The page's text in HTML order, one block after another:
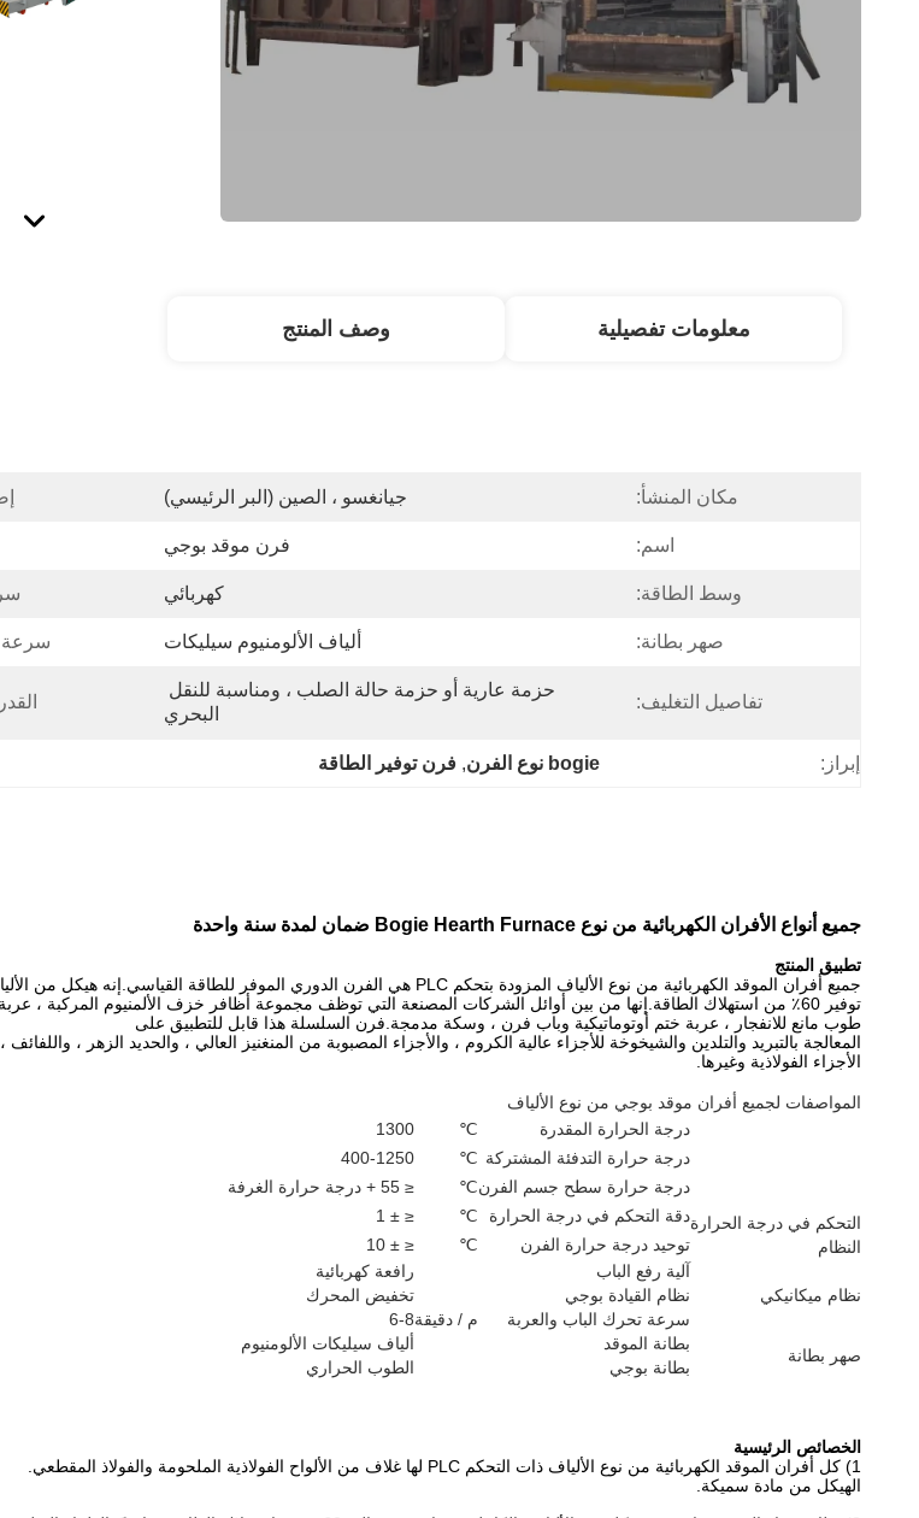
معلومات تفصيلية وصف المنتج
مكان المنشأ: جيانغسو ، الصين (البر الرئيسي)
اسم: فرن موقد بوجي
وسط الطاقة: كهربائي
صهر بطانة: ألياف الألومنيوم سيليكات سرعة
تفاصيل التغليف:
البحري
إبراز: bogie نوع الفرن , فرن توفير الطاقة
جميع أنواع الأفران الكهربائية من نوع Bogie Hearth Furnace ضمان لمدة سنة واحدة
تطبيق المنتج
جميع أفران الموقد الكهربائية من نوع الألياف المزودة بتحكم PLC هي الفرن الدوري الموفر للطاقة القياسي.إنه هيكل من الألياف
توفير 60٪ من استهلاك الطاقة.إنها من بين أوائل الشركات المصنعة التي توظف مجموعة أظافر خزف الألمنيوم المركبة ، عربة
طوب مانع للانفجار ، عربة ختم أوتوماتيكية وباب فرن ، وسكة مدمجة.فرن السلسلة هذا قابل للتطبيق على
المعالجة بالتبريد والتلدين والشيخوخة للأجزاء عالية الكروم ، والأجزاء المصبوبة من المنغنيز العالي ، والحديد الزهر ، واللفائف ،
الأجزاء الفولاذية وغيرها.
المواصفات لجميع أفران موقد بوجي من نوع الألياف
التحكم في درجة الحرارة
النظام
درجة الحرارة المقدرة ℃
1300
درجة حرارة التدفئة المشتركة ℃
400-1250
درجة حرارة سطح جسم الفرن℃
≤ 55 + درجة حرارة الغرفة
دقة التحكم في درجة الحرارة
℃
≤ ± 1
توحيد درجة حرارة الفرن
℃
≤ ± 10
نظام ميكانيكي
آلية رفع الباب
رافعة كهربائية
نظام القيادة بوجي
تخفيض المحرك
سرعة تحرك الباب والعربة
م / دقيقة6-8
صهر بطانة
بطانة الموقد
ألياف سيليكات الألومنيوم
بطانة بوجي
الطوب الحراري
الخصائص الرئيسية
1) كل أفران الموقد الكهربائية من نوع الألياف ذات التحكم PLC لها غلاف من الألواح الفولاذية الملحومة والفولاذ المقطعي.
الهيكل من مادة سميكة.